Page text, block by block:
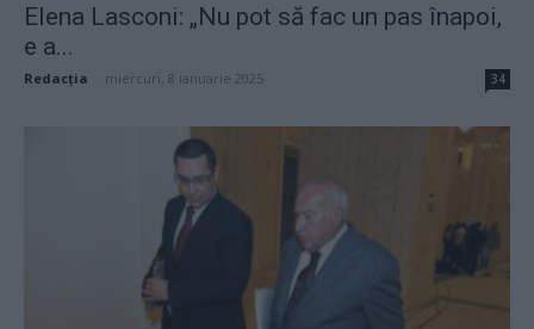
Elena Lasconi: „Nu pot să fac un pas înapoi,
e a...
Redacţia miercuri, 8 ianuarie 2025 34